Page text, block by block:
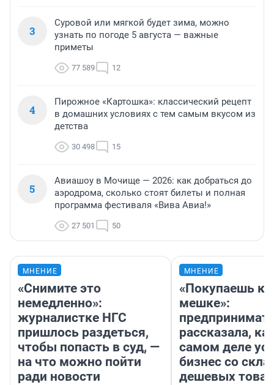
3
Суровой или мягкой будет зима, можно
узнать по погоде 5 августа — важные
приметы
77 589 12
4
Пирожное «Картошка»: классический рецепт
в домашних условиях с тем самым вкусом из
детства
30 498 15
5
Авиашоу в Мочище — 2026: как добраться до
аэродрома, сколько стоят билеты и полная
программа фестиваля «Вива Авиа!»
27 501 50
МНЕНИЕ
«Снимите это
немедленно»:
журналистке НГС
пришлось раздеться,
чтобы попасть в суд, —
на что можно пойти
ради новости
МНЕНИЕ
«Покупаешь
мешке»:
рассказала,
самом деле
бизнес со
дешевых